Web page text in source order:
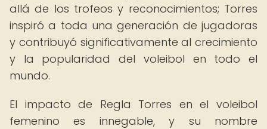
allá de los trofeos y reconocimientos; Torres
inspiró a toda una generación de jugadoras
y contribuyó significativamente al crecimiento
y la popularidad del voleibol en todo el
mundo.
El impacto de Regla Torres en el voleibol
femenino es innegable, y su nombre